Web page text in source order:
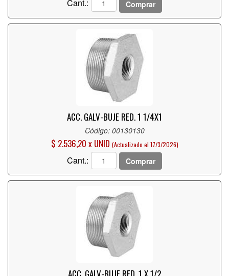
Cant.: Comprar
ACC. GALV-BUJE RED. 1 1/4X1
Código: 00130130
$ 2.536,20 x UNID (Actualizado el 17/3/2026)
Cant.: Comprar